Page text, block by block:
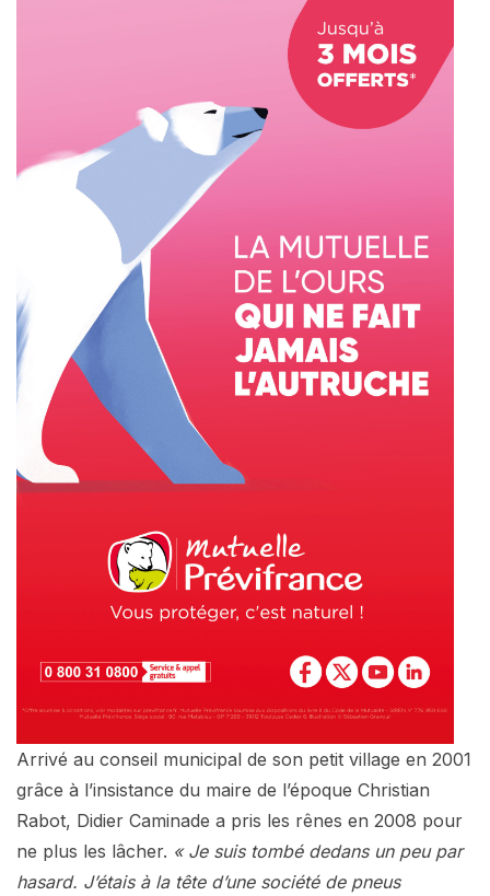
Arrivé au conseil municipal de son petit village en 2001
grâce à l’insistance du maire de l’époque Christian
Rabot, Didier Caminade a pris les rênes en 2008 pour
ne plus les lâcher. « Je suis tombé dedans un peu par
hasard. J’étais à la tête d’une société de pneus